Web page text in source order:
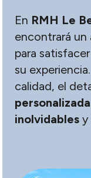
En RMH Le
encontrará un
para
su
calidad, el
personalizada
inolvidables y